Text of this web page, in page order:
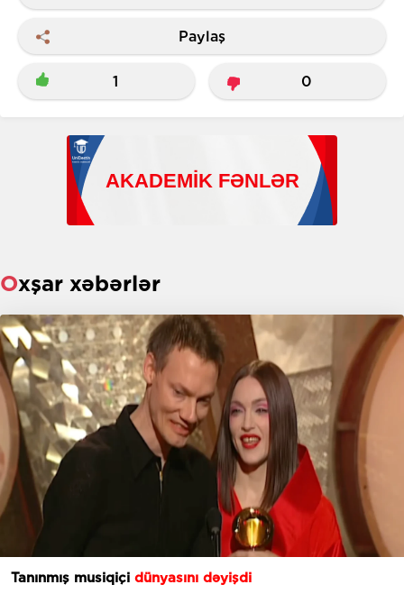
Paylaş
1 0
Oxşar xəbərlər
Tanınmış musiqiçi dünyasını dəyişdi